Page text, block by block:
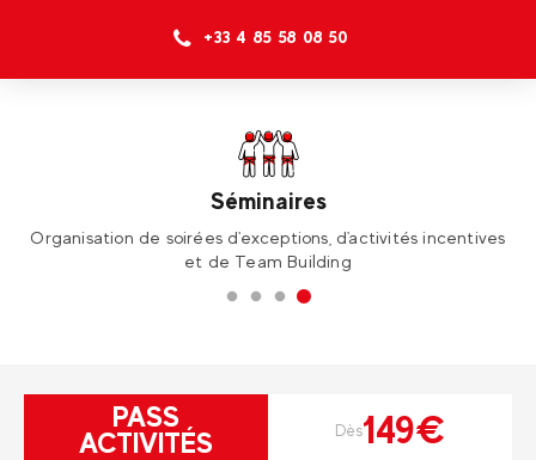
+33 4 85 58 08 50
École de Ski
Cours collectifs et cours privés, que ce soit en ski ou en
snowboard
PASS
ACTIVITÉS
Dès149€